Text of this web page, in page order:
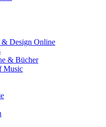
Design Online
& Bücher
Music